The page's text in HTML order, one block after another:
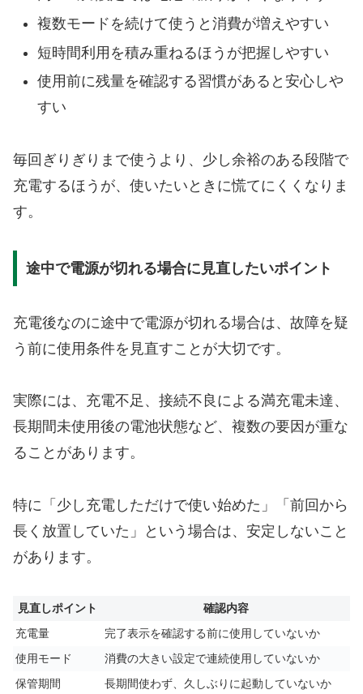
複数モードを続けて使うと消費が増えやすい
短時間利用を積み重ねるほうが把握しやすい
使用前に残量を確認する習慣があると安心しや
すい
毎回ぎりぎりまで使うより、少し余裕のある段階で
充電するほうが、使いたいときに慌てにくくなりま
す。
途中で電源が切れる場合に見直したいポイント
充電後なのに途中で電源が切れる場合は、故障を疑
う前に使用条件を見直すことが大切です。
実際には、充電不足、接続不良による満充電未達、
長期間未使用後の電池状態など、複数の要因が重な
ることがあります。
特に「少し充電しただけで使い始めた」「前回から
長く放置していた」という場合は、安定しないこと
があります。
見直しポイント
確認内容
充電量
完了表示を確認する前に使用していないか
使用モード
消費の大きい設定で連続使用していないか
保管期間
長期間使わず、久しぶりに起動していないか